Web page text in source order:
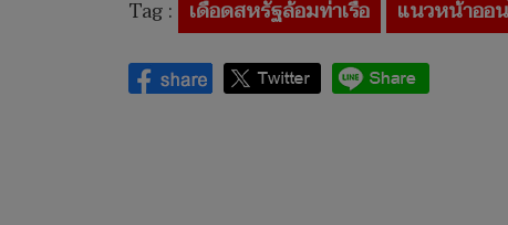
Tag : เดือดสหรัฐล้อมท่าเรือ แนวหน้าออ